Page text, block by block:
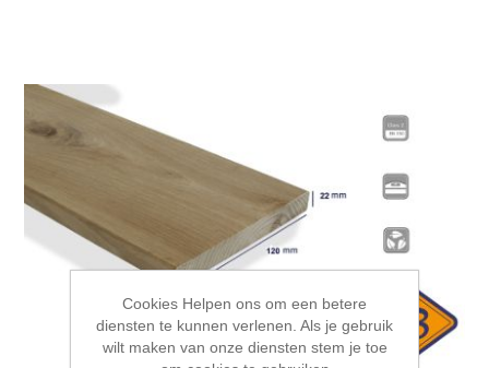
Cookies Helpen ons om een betere
diensten te kunnen verlenen. Als je gebruik
wilt maken van onze diensten stem je toe